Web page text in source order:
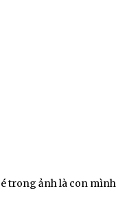
trong ảnh là con mình